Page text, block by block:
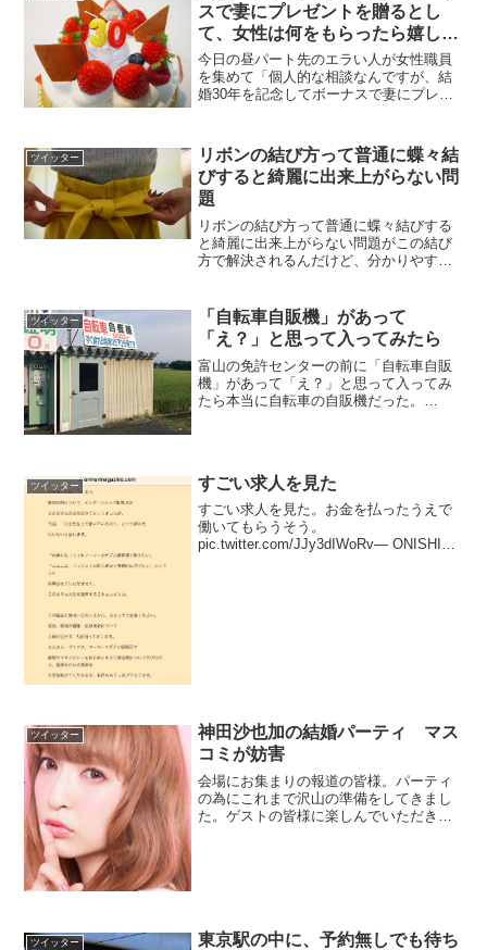
スで妻にプレゼントを贈るとし
て、女性は何をもらったら嬉しい
かな？』
今日の昼パート先のエラい人が女性職員
を集めて「個人的な相談なんですが、結
婚30年を記念してボーナスで妻にプレゼ
きたのに職員の皆さん「私なら現金」
「現ナマ」「お金ですかね...
ツイッター
リボンの結び方って普通に蝶々結
びすると綺麗に出来上がらない問
題
リボンの結び方って普通に蝶々結びする
と綺麗に出来上がらない問題がこの結び
方で解決されるんだけど、分かりやすい
てる部分はありますが、この結び方で形
を作って、あとは微調整を...
ツイッター
「自転車自販機」があって
「え？」と思って入ってみたら
富山の免許センターの前に「自転車自販
機」があって「え？」と思って入ってみ
たら本当に自転車の自販機だった。
ツイッター すごい求人を見た
すごい求人を見た。お金を払ったうえで
働いてもらうそう。
pic.twitter.com/JJy3dIWoRv— ONISHI
ツイッター
神田沙也加の結婚パーティ マス
コミが妨害
会場にお集まりの報道の皆様。パーティ
の為にこれまで沢山の準備をしてきまし
た。ゲストの皆様に楽しんでいただきつ
ツイッター
東京駅の中に、予約無しでも待ち